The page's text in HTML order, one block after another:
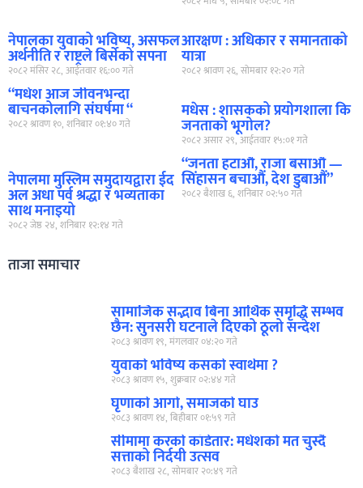
नेपालका युवाको भविष्य, असफल
अर्थनीति र राष्ट्रले बिर्सेको सपना
२०८२ मंसिर २८, आईतवार १६:०० गते
आरक्षण : अधिकार र समानताको
यात्रा
२०८२ श्रावण २६, सोमबार १२:२० गते
“मधेश आज जीवनभन्दा
बाचनकोलागि संघर्षमा “
२०८२ श्रावण १०, शनिबार ०१:४० गते
मधेस : शासकको प्रयोगशाला कि
जनताको भूगोल?
२०८२ असार २९, आईतवार १५:०१ गते
नेपालमा मुस्लिम समुदायद्वारा ईद
अल अधा पर्व श्रद्धा र भव्यताका
साथ मनाइयो
२०८२ जेष्ठ २४, शनिबार १२:१४ गते
“जनता हटाऔं, राजा बसाऔं —
सिंहासन बचाऔं, देश डुबाऔं”
२०८२ बैशाख ६, शनिबार ०२:५० गते
ताजा समाचार
सामाजिक सद्भाव बिना आर्थिक समृद्धि सम्भव
छैन: सुनसरी घटनाले दिएको ठूलो सन्देश
२०८३ श्रावण १९, मंगलवार ०४:२० गते
युवाको भविष्य कसको स्वार्थमा ?
२०८३ श्रावण १५, शुक्रबार ०२:४४ गते
घृणाको आगो, समाजको घाउ
२०८३ श्रावण १४, बिहीबार ०१:५९ गते
सीमामा करको काँडेतार: मधेशको मत चुस्दै
सत्ताको निर्दयी उत्सव
२०८३ बैशाख २८, सोमबार २०:४९ गते